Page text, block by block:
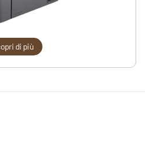
di più